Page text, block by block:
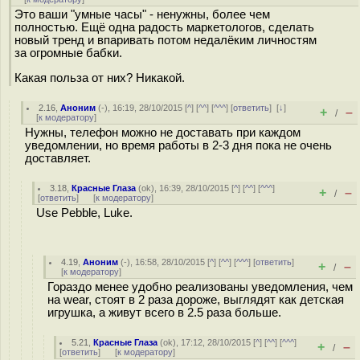
Это ваши "умные часы" - ненужны, более чем
полностью. Ещё одна радость маркетологов, сделать
новый тренд и впаривать потом недалёким личностям
за огромные бабки.
Какая польза от них? Никакой.
2.16 ,Аноним (-), 16:19, 28/10/2015 [^] [^^] [^^^] [ответить][↓]
[к модератору] + / –
Нужны, телефон можно не доставать при каждом
уведомлении, но время работы в 2-3 дня пока не очень
доставляет.
3.18 ,Красные Глаза (ok), 16:39, 28/10/2015 [^] [^^] [^^^]
[ответить] [к модератору] + / –
Use Pebble, Luke.
4.19 ,Аноним (-), 16:58, 28/10/2015 [^] [^^] [^^^] [ответить]
[к модератору] + / –
Гораздо менее удобно реализованы уведомления, чем
на wear, стоят в 2 раза дороже, выглядят как детская
игрушка, а живут всего в 2.5 раза больше.
5.21 ,Красные Глаза (ok), 17:12, 28/10/2015 [^] [^^] [^^^]
[ответить] [к модератору] + / –